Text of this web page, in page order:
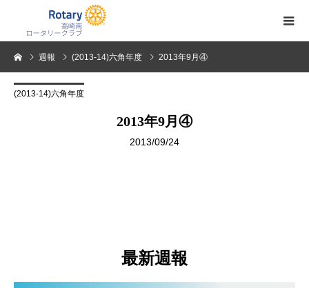
週報 (2013-14)六角年度 2013年9月④
(2013-14)六角年度
2013年9月④
2013/09/24
最新週報